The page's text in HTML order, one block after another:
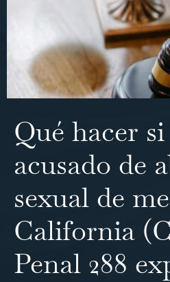
Qué hacer si
acusado de
sexual de
California
Penal 288